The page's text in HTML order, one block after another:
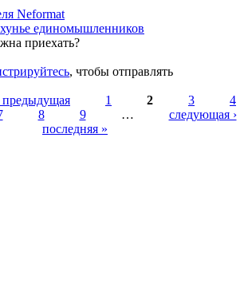
единомышленников
приехать?
, чтобы отправлять
предыдущая 1 2 3
4
8 9 …
следующая ›
последняя »